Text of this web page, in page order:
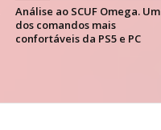
Análise ao SCUF Omega. Um
dos comandos mais
confortáveis da PS5 e PC